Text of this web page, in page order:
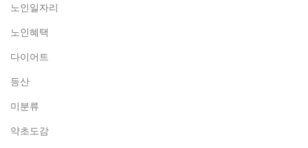
노인일자리
노인혜택
다이어트
등산
미분류
약초도감